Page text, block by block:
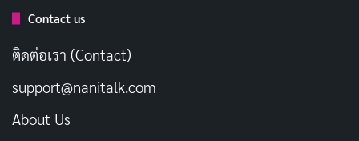
Contact us
ติดต่อเรา (Contact)
support@nanitalk.com
About Us